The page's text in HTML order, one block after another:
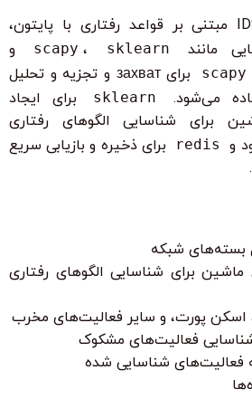
برای پیاده‌سازی یک IDS مبتنی بر قواعد رفتاری با پایتون،
مانند
scapy ، sklearn و
scapy
برای захват و تجزیه و تحلیل
می‌شود.
sklearn
برای ایجاد
برای شناسایی الگوهای رفتاری
و
redis
برای ذخیره و بازیابی سریع
برای شناسایی الگوهای رفتاری
فعالیت‌های مشکوک
فعالیت‌های شناسایی شده